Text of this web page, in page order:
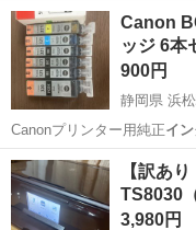
大阪 大阪市
Canon
ッジ 6本
900円
静岡県 浜
Canonプリンター用純正イ
静岡 浜松市 浜松駅
【訳あ
TS8030
3,980円